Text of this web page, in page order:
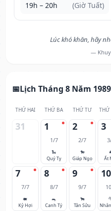
19h – 20h (Giờ Tuất)
Lúc khó khăn, hãy
—
Lịch Tháng 8 Năm 1989
THỨ HAI THỨ BA THỨ TƯ THỨ
31 1
1/7
🐍
Quý Tỵ
2
2/7
🐎
Giáp Ngọ
3
Ất
7
7/7
🐖
Kỷ Hợi
8
8/7
🐀
Canh Tý
9
9/7
🐂
Tân Sửu
10